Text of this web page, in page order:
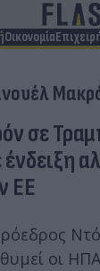
Οικονομία
σε
ένδειξη
ΕΕ
οι